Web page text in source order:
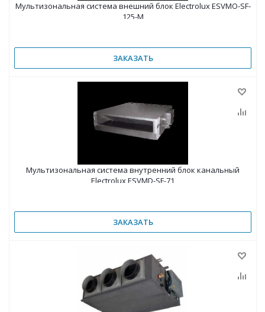
Мультизональная система внешний блок Electrolux ESVMO-SF-
125-M
ЗАКАЗАТЬ
Мультизональная система внутренний блок канальный
Electrolux ESVMD-SF-71
ЗАКАЗАТЬ